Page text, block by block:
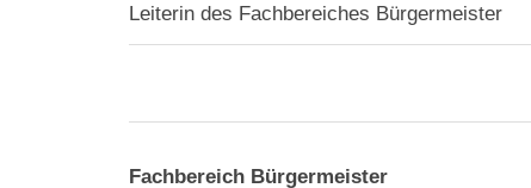
Leiterin des Fachbereiches Bürgermeister
Fachbereich Bürgermeister